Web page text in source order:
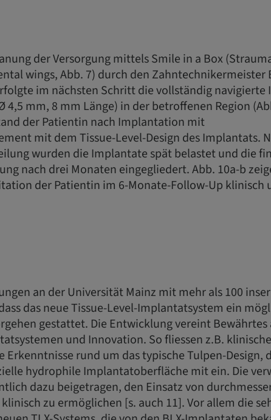
der Versorgung mittels Smile in a Box
wings, Abb. 7) durch den Zahntechnikermeister
im nächsten Schritt die vollständig
4,5 mm, 8 mm Länge) in der betroffenen Region
der Patientin nach Implantation mit
mit dem Tissue-Level-Design des Implantats.
wurden die Implantate spät belastet und die
nach drei Monaten eingegliedert. Abb. 10a-b
der Patientin im 6-Monate-Follow-Up klinisch
an der Universität Mainz mit mehr als 100
das neue Tissue-Level-Implantatsystem ein
gestattet. Die Entwicklung vereint Bewährtes
und Innovation. So fliessen z.B.
Erkenntnisse rund um das typische Tulpen-Design,
hydrophile Implantatoberfläche mit ein. Die
dazu beigetragen, den Einsatz von
zu ermöglichen [s. auch 11]. Vor allem die